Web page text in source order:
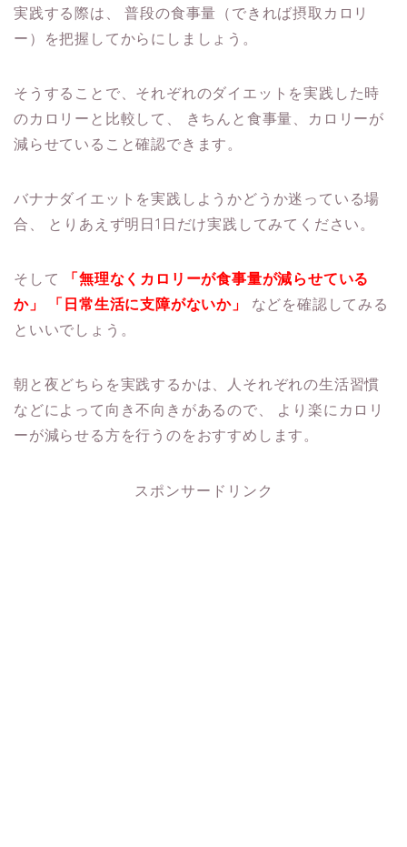
実践する際は、
普段の食事量（できれば摂取カロリ
ー）を把握してからにしましょう。
そうすることで、それぞれのダイエットを実践した時
のカロリーと比較して、
きちんと食事量、カロリーが
減らせていること確認できます。
バナナダイエットを実践しようかどうか迷っている場
合、
とりあえず明日1日だけ実践してみてください。
そして
「無理なくカロリーが食事量が減らせている
か」
「日常生活に支障がないか」
などを確認してみる
といいでしょう。
朝と夜どちらを実践するかは、人それぞれの生活習慣
などによって向き不向きがあるので、
より楽にカロリ
ーが減らせる方を行うのをおすすめします。
スポンサードリンク